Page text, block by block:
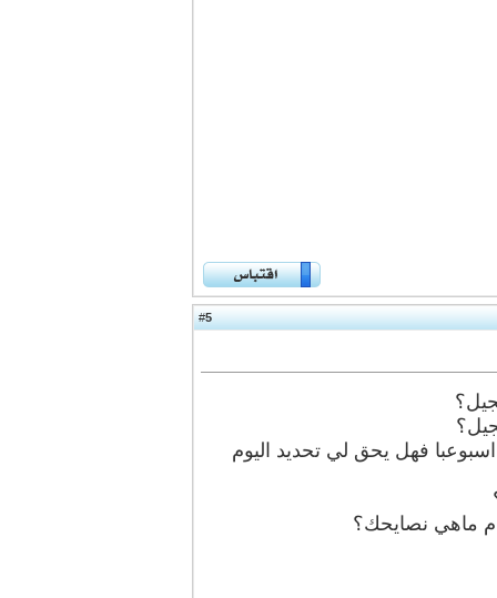
#
5
فهل يحق لي تحديد اليوم
ماهي نصايحك؟